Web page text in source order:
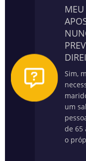
MEU
Sim,
um
de 65
o